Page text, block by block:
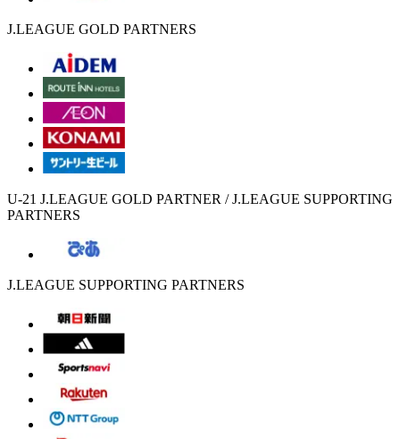
J.LEAGUE GOLD PARTNERS
U-21 J.LEAGUE GOLD PARTNER / J.LEAGUE SUPPORTING
PARTNERS
J.LEAGUE SUPPORTING PARTNERS